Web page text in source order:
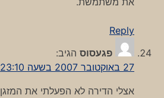
Reply
פגעסוס הגיב:
27 באוקטובר 2007 בשעה 23:10
אצלי הדירה לא הפעלתי את המזגן